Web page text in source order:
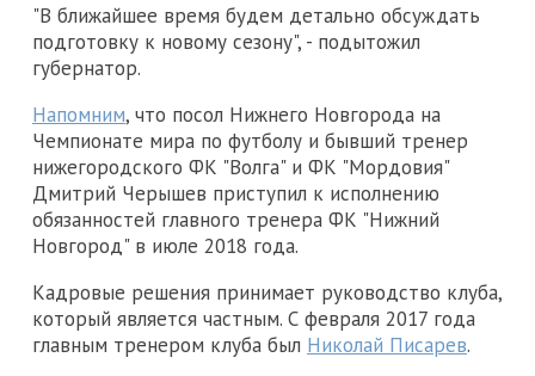
"В ближайшее время будем детально обсуждать
подготовку к новому сезону", - подытожил
губернатор.
Напомним, что посол Нижнего Новгорода на
Чемпионате мира по футболу и бывший тренер
нижегородского ФК "Волга" и ФК "Мордовия"
Дмитрий Черышев приступил к исполнению
обязанностей главного тренера ФК "Нижний
Новгород" в июле 2018 года.
Кадровые решения принимает руководство клуба,
который является частным. С февраля 2017 года
главным тренером клуба был Николай Писарев.